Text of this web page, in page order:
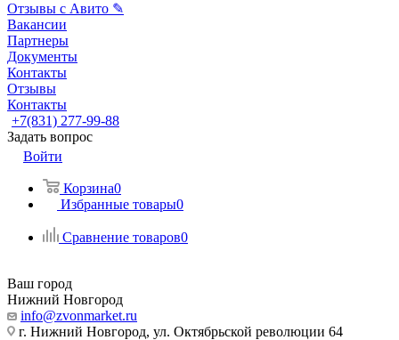
Отзывы с Авито ✎
Вакансии
Партнеры
Документы
Контакты
Отзывы
Контакты
+7(831) 277-99-88
Задать вопрос
Войти
Корзина0
Избранные товары0
Сравнение товаров0
Ваш город
Нижний Новгород
info@zvonmarket.ru
г. Нижний Новгород, ул. Октябрьской революции 64